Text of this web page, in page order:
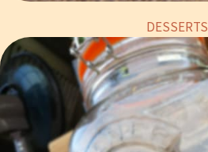
DESSERTS